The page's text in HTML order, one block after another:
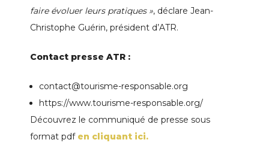
faire évoluer leurs pratiques », déclare Jean-
Christophe Guérin, président d’ATR.
Contact presse ATR :
contact@tourisme-responsable.org
https://www.tourisme-responsable.org/
Découvrez le communiqué de presse sous
format pdf en cliquant ici.